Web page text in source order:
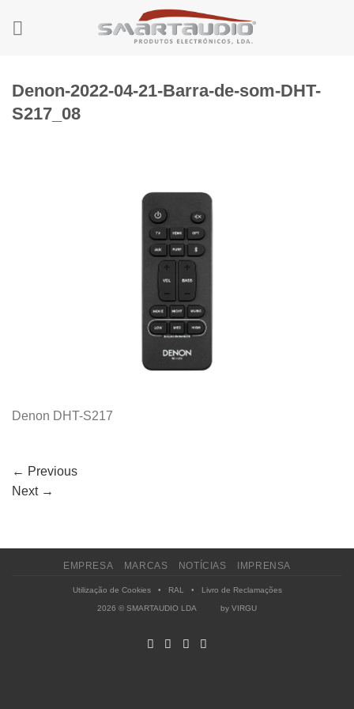
Denon-2022-04-21-Barra-de-som-DHT-
S217_08
Denon DHT-S217
← Previous
Next →
EMPRESA MARCAS NOTÍCIAS IMPRENSA
Utilização de Cookies• RAL • Livro de Reclamações
2026 © SMARTAUDIO LDA by VIRGU